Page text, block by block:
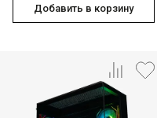
Добавить в корзину